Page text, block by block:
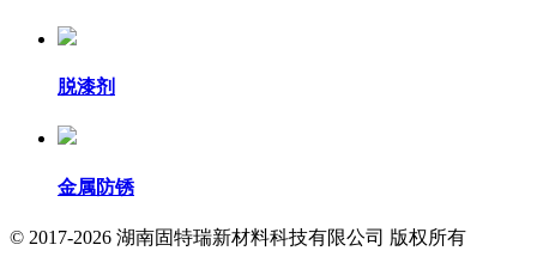
脱漆剂
金属防锈
© 2017-2026 湖南固特瑞新材料科技有限公司 版权所有